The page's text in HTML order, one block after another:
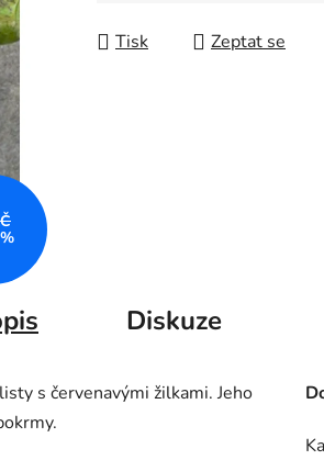
Tisk Zeptat se
Diskuze
s červenavými žilkami. Jeho